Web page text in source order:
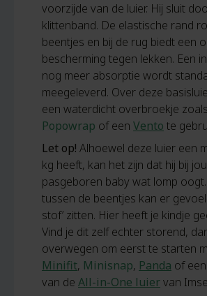
voorzijde van de luier. Hij sluit
klittenband. De elastische rand
beentjes en bij de rug biedt een
bescherming tegen lekken. Een
nog meer absorptie wordt
meegeleverd. Over deze
een waterdicht overbroekje
Popowrap of een Vento te
Let op! Alhoewel deze luier een
kg heeft, kan het zijn dat hij bij
pasgeboren baby wat lomp
tussen de beentjes kan er
stof’ zitten. Hier heeft je kindje
Vind je dit zelf echter storend,
overwegen om eerst te starten
Minifit, Minisnap, Panda of
van de All-in-One luiervan